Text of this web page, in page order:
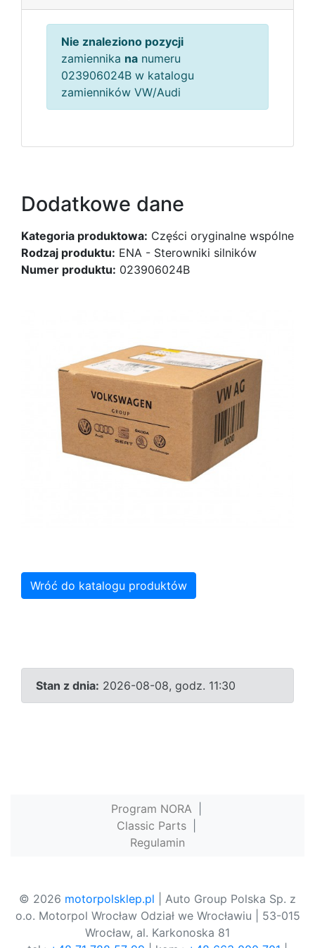
Nie znaleziono pozycji
zamiennika na numeru
023906024B w katalogu
zamienników VW/Audi
Dodatkowe dane
Kategoria produktowa: Części oryginalne wspólne
Rodzaj produktu: ENA - Sterowniki silników
Numer produktu: 023906024B
Wróć do katalogu produktów
Stan z dnia: 2026-08-08, godz. 11:30
Program NORA
Classic Parts
Regulamin
© 2026 motorpolsklep.pl | Auto Group Polska Sp. z
o.o. Motorpol Wrocław Odział we Wrocławiu | 53-015
Wrocław, al. Karkonoska 81